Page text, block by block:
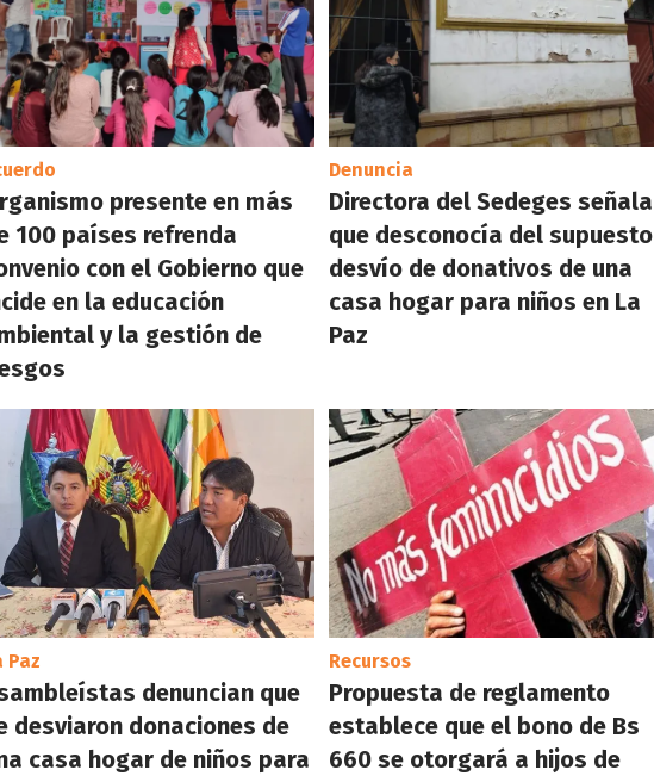
presente en más
100 países refrenda
con el Gobierno que
en la educación
y la gestión de
Denuncia
Directora del Sedeges señala
que desconocía del supuesto
desvío de donativos de una
casa hogar para niños en La
Paz
Paz
denuncian que
desviaron donaciones de
casa hogar de niños para
Recursos
Propuesta de reglamento
establece que el bono de Bs
660 se otorgará a hijos de